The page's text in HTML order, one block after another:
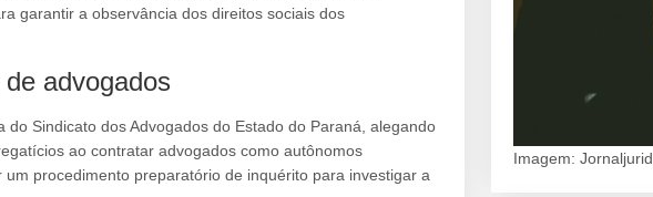
garantir a observância dos direitos sociais dos
advogados
Sindicato dos Advogados do Estado do Paraná, alegando
ao contratar advogados como autônomos
procedimento preparatório de inquérito para investigar a
Imagem: Jornaljurid